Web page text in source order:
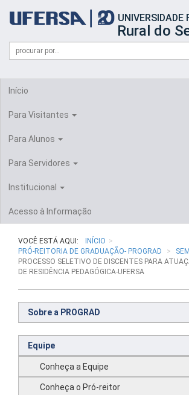
portal
UFERSA
UNIVERSIDADE
Rural do
Formulário
Busca
Campo
de
Início
Para Visitantes
Para Alunos
Para Servidores
Institucional
Acesso à Informação
VOCÊ ESTÁ AQUI:
INÍCIO
PRÓ-REITORIA DE GRADUAÇÃO- PROGRAD
PROCESSO SELETIVO DE DISCENTES PARA
DE RESIDÊNCIA PEDAGÓGICA-UFERSA
Sobre a PROGRAD
Equipe
Conheça a Equipe
Conheça o Pró-reitor